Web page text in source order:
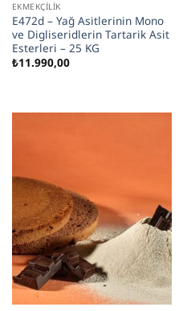
EKMEKÇILIK
E472d – Yağ Asitlerinin Mono
ve Digliseridlerin Tartarik Asit
Esterleri – 25 KG
₺11.990,00